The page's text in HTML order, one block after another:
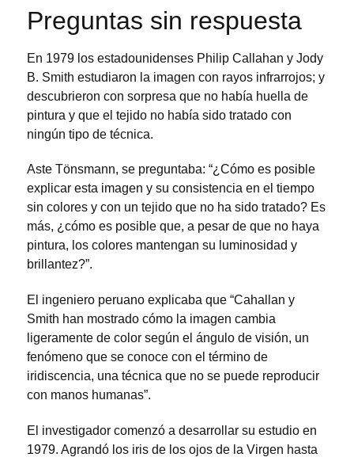
Preguntas sin respuesta
En 1979 los estadounidenses Philip Callahan y Jody
B. Smith estudiaron la imagen con rayos infrarrojos; y
descubrieron con sorpresa que no había huella de
pintura y que el tejido no había sido tratado con
ningún tipo de técnica.
Aste Tönsmann, se preguntaba: “¿Cómo es posible
explicar esta imagen y su consistencia en el tiempo
sin colores y con un tejido que no ha sido tratado? Es
más, ¿cómo es posible que, a pesar de que no haya
pintura, los colores mantengan su luminosidad y
brillantez?”.
El ingeniero peruano explicaba que “Cahallan y
Smith han mostrado cómo la imagen cambia
ligeramente de color según el ángulo de visión, un
fenómeno que se conoce con el término de
iridiscencia, una técnica que no se puede reproducir
con manos humanas”.
El investigador comenzó a desarrollar su estudio en
1979. Agrandó los iris de los ojos de la Virgen hasta